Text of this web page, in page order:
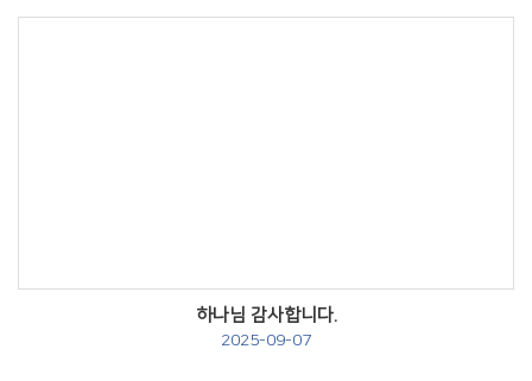
하나님 감사합니다.
2025-09-07